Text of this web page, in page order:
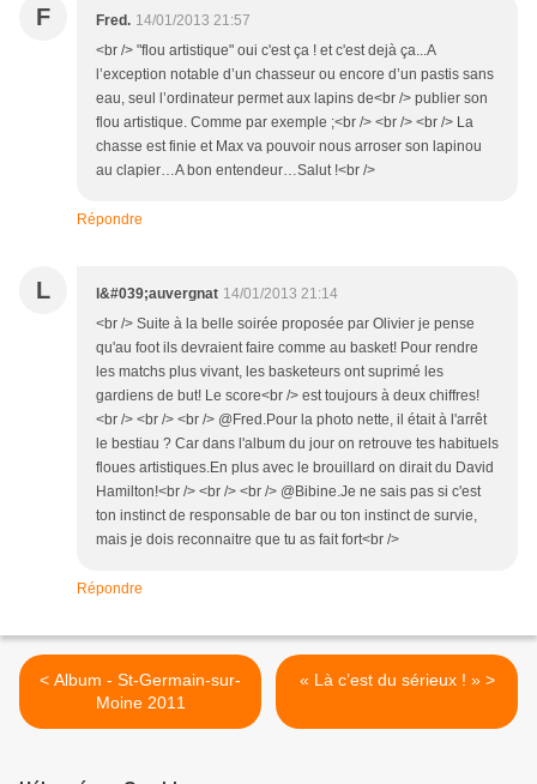
F Fred. 14/01/2013 21:57
<br /> "flou artistique" oui c'est ça ! et c'est dejà ça...A
l’exception notable d’un chasseur ou encore d’un pastis sans
eau, seul l’ordinateur permet aux lapins de<br /> publier son
flou artistique. Comme par exemple ;<br /> <br /> <br /> La
chasse est finie et Max va pouvoir nous arroser son lapinou
au clapier…A bon entendeur…Salut !<br />
Répondre
L l&#039;auvergnat 14/01/2013 21:14
<br /> Suite à la belle soirée proposée par Olivier je pense
qu'au foot ils devraient faire comme au basket! Pour rendre
les matchs plus vivant, les basketeurs ont suprimé les
gardiens de but! Le score<br /> est toujours à deux chiffres!
<br /> <br /> <br /> @Fred.Pour la photo nette, il était à l'arrêt
le bestiau ? Car dans l'album du jour on retrouve tes habituels
floues artistiques.En plus avec le brouillard on dirait du David
Hamilton!<br /> <br /> <br /> @Bibine.Je ne sais pas si c'est
ton instinct de responsable de bar ou ton instinct de survie,
mais je dois reconnaitre que tu as fait fort<br />
Répondre
< Album - St-Germain-sur-
Moine 2011
« Là c’est du sérieux ! » >